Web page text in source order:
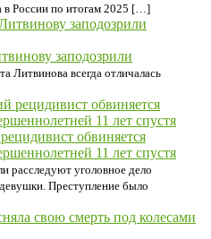
в России по итогам 2025 […]
заподозрили
Литвинова всегда отличалась
обвиняется
11 лет спустя
расследуют уголовное дело
Преступление было